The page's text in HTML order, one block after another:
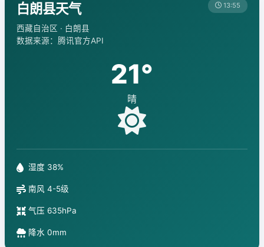
白朗县天气
西藏自治区 · 白朗县
数据来源：腾讯官方API
13:55
21°
晴
湿度 38%
南风 4-5级
气压 635hPa
降水 0mm